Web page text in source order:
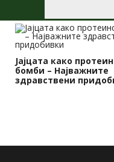
Јајцата како
бомби – Најважните
здравствени